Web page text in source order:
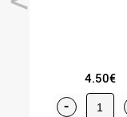
4.50€
-